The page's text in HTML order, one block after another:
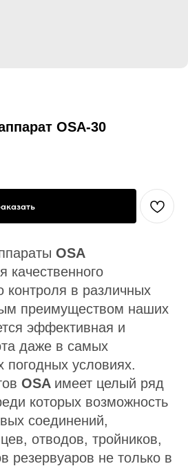
OSA-30
OSA
качественного
контроля в различных
преимуществом наших
эффективная и
даже в самых
погодных условиях.
OSA имеет целый ряд
которых возможность
соединений,
отводов, тройников,
резервуаров не только в